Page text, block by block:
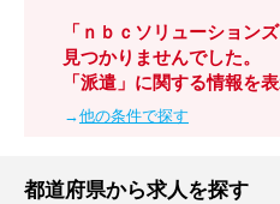
「ｎｂｃソリューション
見つかりませんでした。
「派遣」に関する情報を
→他の条件で探す
都道府県から求人を探す